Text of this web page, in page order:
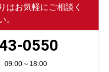
はお気軽にご相談く
。
0550
09:00～18:00